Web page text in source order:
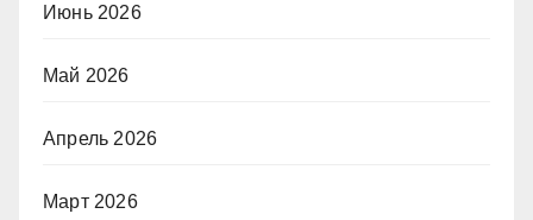
Июнь 2026
Май 2026
Апрель 2026
Март 2026